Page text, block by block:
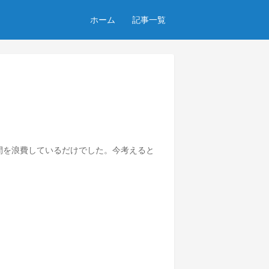
ホーム 記事一覧
浪費しているだけでした。今考えると